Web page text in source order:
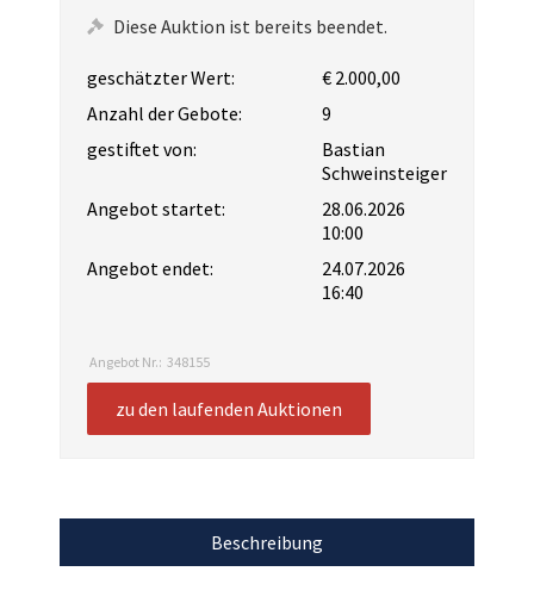
Diese Auktion ist bereits beendet.
geschätzter Wert:
€ 2.000,00
Anzahl der Gebote:
9
gestiftet von:
Bastian
Schweinsteiger
Angebot startet:
28.06.2026
10:00
Angebot endet:
24.07.2026
16:40
Angebot Nr.: 348155
zu den laufenden Auktionen
Beschreibung